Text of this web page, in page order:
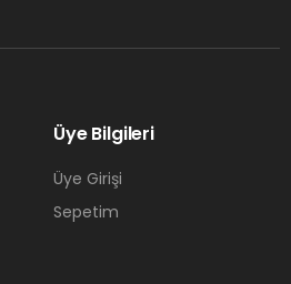
Üye Bilgileri
Üye Girişi
Sepetim